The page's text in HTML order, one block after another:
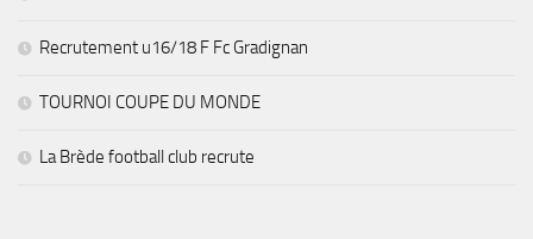
Recrutement u16/18 F Fc Gradignan
TOURNOI COUPE DU MONDE
La Brède football club recrute